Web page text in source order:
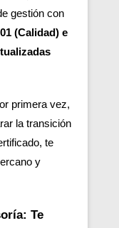
gestión con
(Calidad) e
primera vez,
la transición
te
y
Te